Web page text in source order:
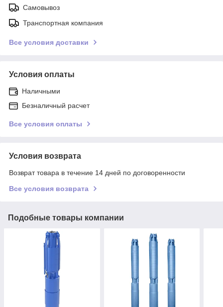
Самовывоз
Транспортная компания
Все условия доставки
Условия оплаты
Наличными
Безналичный расчет
Все условия оплаты
Условия возврата
Возврат товара в течение 14 дней по договоренности
Все условия возврата
Подобные товары компании